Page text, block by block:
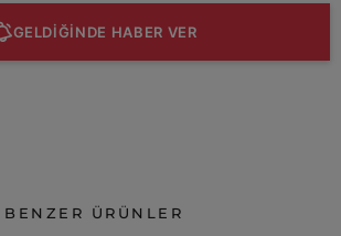
GELDİĞİNDE HABER VER
BENZER ÜRÜNLER